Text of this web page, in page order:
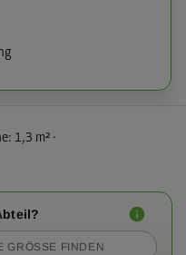
: 1,3 m² ·
GRÖSSE FINDEN